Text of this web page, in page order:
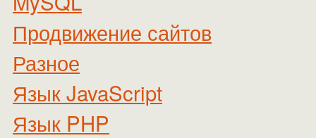
Продвижение сайтов
Разное
Язык JavaScript
Язык PHP